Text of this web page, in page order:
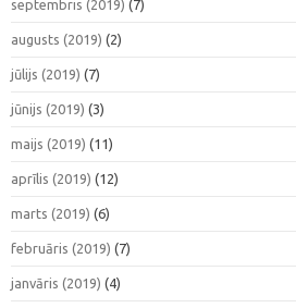
septembris (2019) (7)
augusts (2019) (2)
jūlijs (2019) (7)
jūnijs (2019) (3)
maijs (2019) (11)
aprīlis (2019) (12)
marts (2019) (6)
februāris (2019) (7)
janvāris (2019) (4)